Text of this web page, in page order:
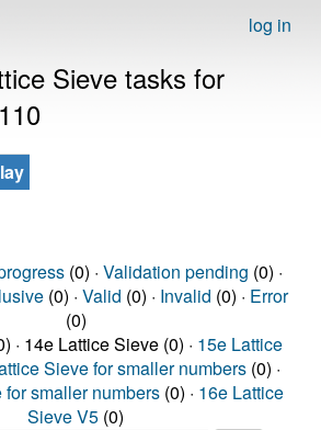
log in
Sieve tasks for
(0) · Validation pending (0) ·
(0) · Valid (0) · Invalid (0) · Error
(0)
· 14e Lattice Sieve (0) · 15e Lattice
Sieve for smaller numbers (0) ·
smaller numbers (0) · 16e Lattice
Sieve V5 (0)